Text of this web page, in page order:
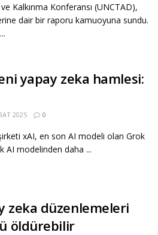
Kalkınma Konferansı (UNCTAD),
dair bir raporu kamuoyuna sundu.
yapay zeka hamlesi:
2025 0
xAI, en son AI modeli olan Grok
AI modelinden daha ...
zeka düzenlemeleri
öldürebilir